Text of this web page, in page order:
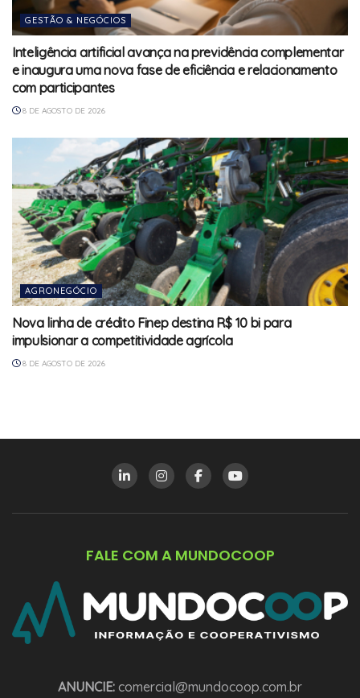
GESTÃO & NEGÓCIOS
Inteligência artificial avança na previdência complementar
e inaugura uma nova fase de eficiência e relacionamento
com participantes
8 DE AGOSTO DE 2026
AGRONEGÓCIO
Nova linha de crédito Finep destina R$ 10 bi para
impulsionar a competitividade agrícola
8 DE AGOSTO DE 2026
FALE COM A MUNDOCOOP
ANUNCIE: comercial@mundocoop.com.br